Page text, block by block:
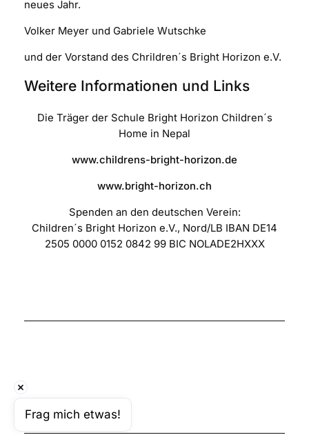
neues Jahr.
Volker Meyer und Gabriele Wutschke
und der Vorstand des Chrildren´s Bright Horizon e.V.
Weitere Informationen und Links
Die Träger der Schule Bright Horizon Children´s
Home in Nepal
www.childrens-bright-horizon.de
www.bright-horizon.ch
Spenden an den deutschen Verein:
Children´s Bright Horizon e.V., Nord/LB IBAN DE14
2505 0000 0152 0842 99 BIC NOLADE2HXXX
Frag mich etwas!